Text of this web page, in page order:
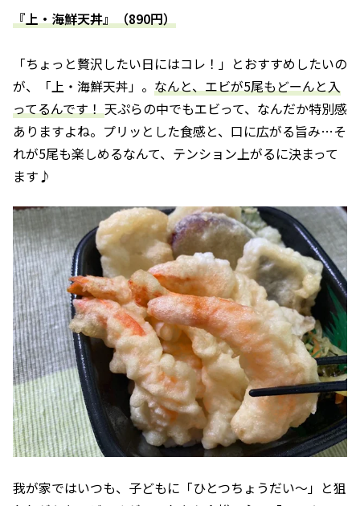
『上・海鮮天丼』（890円）
「ちょっと贅沢したい日にはコレ！」とおすすめしたいの
が、「上・海鮮天丼」。 なんと、エビが5尾もどーんと入
ってるんです！天ぷらの中でもエビって、なんだか特別感
ありますよね。プリッとした食感と、口に広がる旨み…そ
れが5尾も楽しめるなんて、テンション上がるに決まって
ます♪
我が家ではいつも、子どもに「ひとつちょうだい〜」と狙